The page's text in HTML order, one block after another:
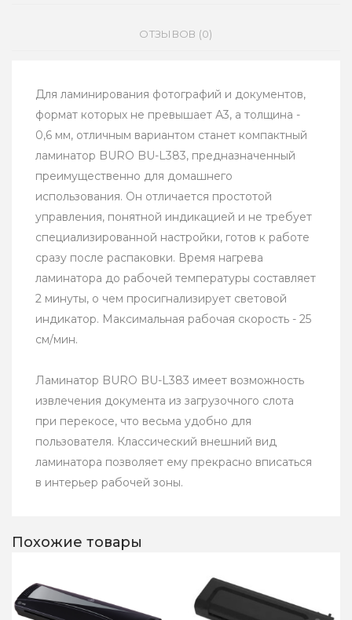
ОТЗЫВОВ (0)
Для ламинирования фотографий и документов,
формат которых не превышает А3, а толщина -
0,6 мм, отличным вариантом станет компактный
ламинатор BURO BU-L383, предназначенный
преимущественно для домашнего
использования. Он отличается простотой
управления, понятной индикацией и не требует
специализированной настройки, готов к работе
сразу после распаковки. Время нагрева
ламинатора до рабочей температуры составляет
2 минуты, о чем просигнализирует световой
индикатор. Максимальная рабочая скорость - 25
см/мин.
Ламинатор BURO BU-L383 имеет возможность
извлечения документа из загрузочного слота
при перекосе, что весьма удобно для
пользователя. Классический внешний вид
ламинатора позволяет ему прекрасно вписаться
в интерьер рабочей зоны.
Похожие товары